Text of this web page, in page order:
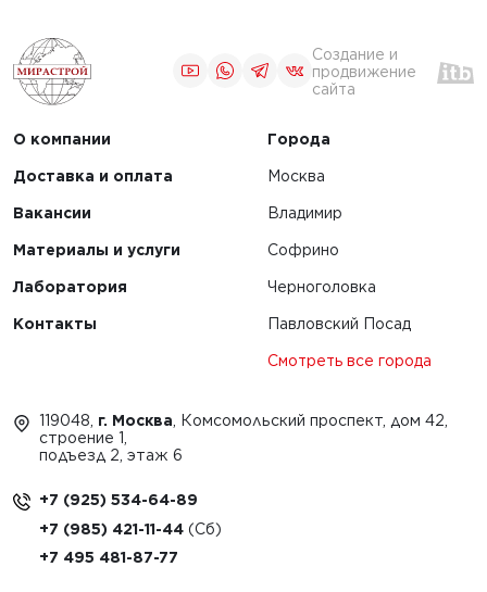
Создание и
продвижение
сайта
О компании
Доставка и оплата
Вакансии
Материалы и услуги
Лаборатория
Контакты
Города
Москва
Владимир
Софрино
Черноголовка
Павловский Посад
Смотреть все города
119048, г. Москва , Комсомольский проспект, дом 42,
строение 1,
подъезд 2, этаж 6
+7 (925) 534-64-89
+7 (985) 421-11-44
+7 495 481-87-77